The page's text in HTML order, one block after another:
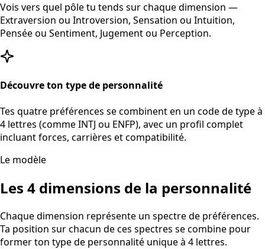
Vois vers quel pôle tu tends sur chaque dimension —
Extraversion ou Introversion, Sensation ou Intuition,
Pensée ou Sentiment, Jugement ou Perception.
Découvre ton type de personnalité
Tes quatre préférences se combinent en un code de type à
4 lettres (comme INTJ ou ENFP), avec un profil complet
incluant forces, carrières et compatibilité.
Le modèle
Les 4 dimensions de la personnalité
Chaque dimension représente un spectre de préférences.
Ta position sur chacun de ces spectres se combine pour
former ton type de personnalité unique à 4 lettres.